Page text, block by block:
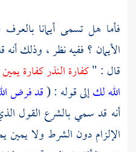
فأما هل تسمى أيمانا
الأيمان ؟ ففيه نظر ، وذلك
قال : "كفارة النذر كفارة يمين
الله لكإلى قوله : (قد فرض
أنه قد سمي بالشرع القول
الإلزام دون الشرط ولا